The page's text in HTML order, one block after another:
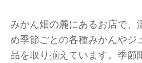
みかん畑の麓にあるお店で、
め季節ごとの各種みかんやジ
品を取り揃えています。季節